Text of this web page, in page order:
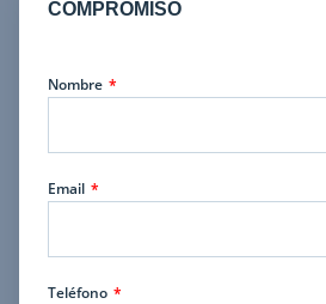
COMPROMISO
Nombre
Email
Teléfono